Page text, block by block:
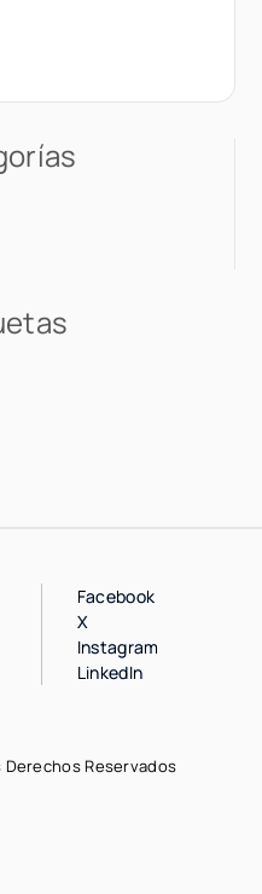
Facebook
X
Instagram
LinkedIn
Reservados